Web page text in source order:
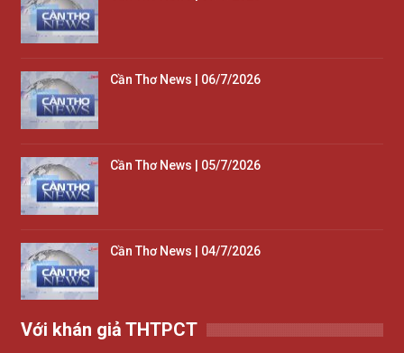
Cần Thơ News | 06/7/2026
Cần Thơ News | 05/7/2026
Cần Thơ News | 04/7/2026
Với khán giả THTPCT